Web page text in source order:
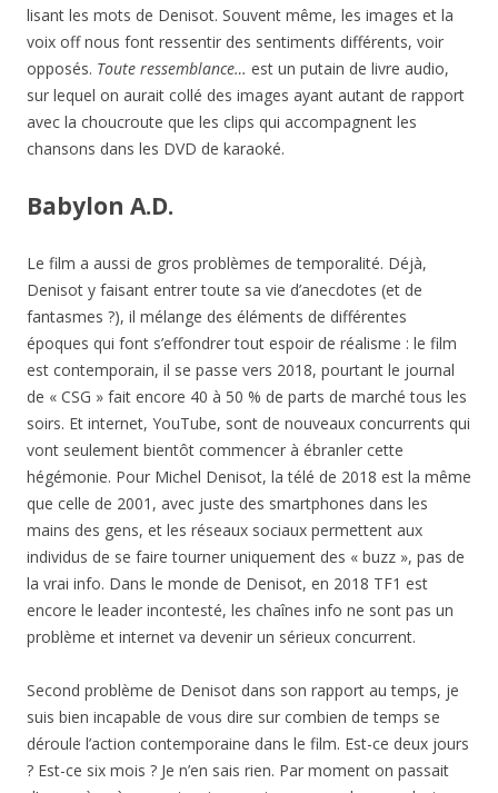
lisant les mots de Denisot. Souvent même, les images et la
voix off nous font ressentir des sentiments différents, voir
opposés. Toute ressemblance… est un putain de livre audio,
sur lequel on aurait collé des images ayant autant de rapport
avec la choucroute que les clips qui accompagnent les
chansons dans les DVD de karaoké.
Babylon A.D.
Le film a aussi de gros problèmes de temporalité. Déjà,
Denisot y faisant entrer toute sa vie d’anecdotes (et de
fantasmes ?), il mélange des éléments de différentes
époques qui font s’effondrer tout espoir de réalisme : le film
est contemporain, il se passe vers 2018, pourtant le journal
de « CSG » fait encore 40 à 50 % de parts de marché tous les
soirs. Et internet, YouTube, sont de nouveaux concurrents qui
vont seulement bientôt commencer à ébranler cette
hégémonie. Pour Michel Denisot, la télé de 2018 est la même
que celle de 2001, avec juste des smartphones dans les
mains des gens, et les réseaux sociaux permettent aux
individus de se faire tourner uniquement des « buzz », pas de
la vrai info. Dans le monde de Denisot, en 2018 TF1 est
encore le leader incontesté, les chaînes info ne sont pas un
problème et internet va devenir un sérieux concurrent.
Second problème de Denisot dans son rapport au temps, je
suis bien incapable de vous dire sur combien de temps se
déroule l’action contemporaine dans le film. Est-ce deux jours
? Est-ce six mois ? Je n’en sais rien. Par moment on passait